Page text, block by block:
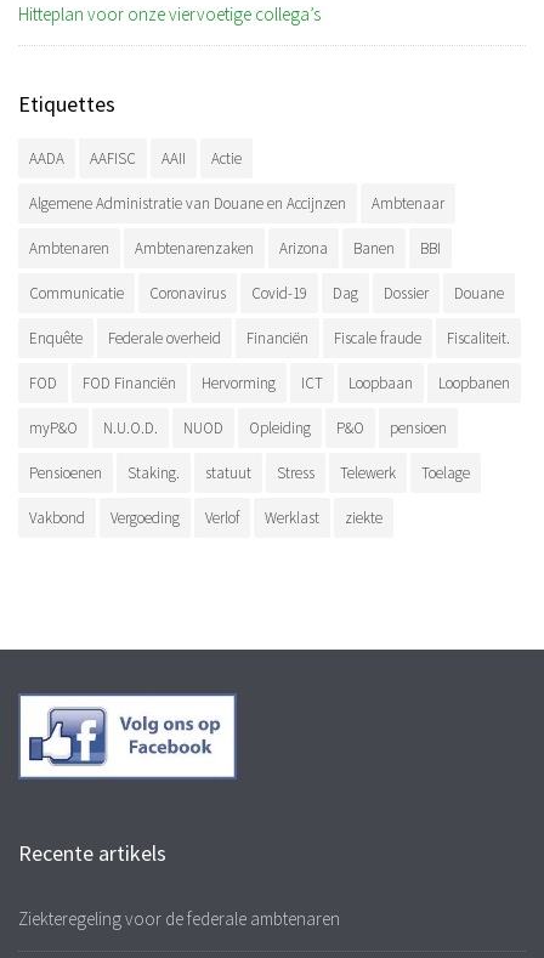
Hitteplan voor onze viervoetige collega’s
Etiquettes
AADA AAFISC AAII Actie
Algemene Administratie van Douane en Accijnzen Ambtenaar
Ambtenaren Ambtenarenzaken Arizona Banen BBI
Communicatie Coronavirus Covid-19 Dag Dossier Douane
Enquête Federale overheid Financiën Fiscale fraude Fiscaliteit.
FOD FOD Financiën Hervorming ICT Loopbaan Loopbanen
myP&O N.U.O.D. NUOD Opleiding P&O pensioen
Pensioenen Staking. statuut Stress Telewerk Toelage
Vakbond Vergoeding Verlof Werklast ziekte
Recente artikels
Ziekteregeling voor de federale ambtenaren